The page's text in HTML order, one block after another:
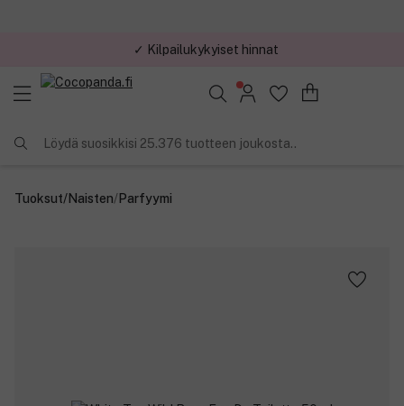
✓ Kilpailukykyiset hinnat
Löydä suosikkisi 25.376 tuotteen joukosta..
Tuoksut/Naisten/Parfyymi